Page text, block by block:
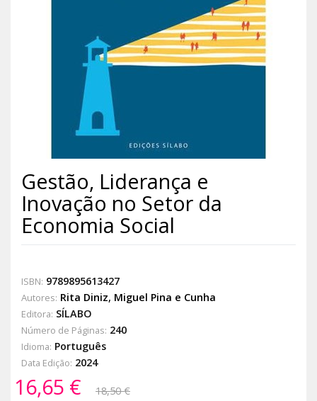
Gestão, Liderança e
Inovação no Setor da
Economia Social
ISBN: 9789895613427
Autores: Rita Diniz, Miguel Pina e Cunha
Editora: SÍLABO
Número de Páginas: 240
Idioma: Português
Data Edição: 2024
16,65 €
18,50 €